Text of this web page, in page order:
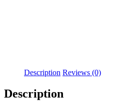
Description Reviews (0)
Description